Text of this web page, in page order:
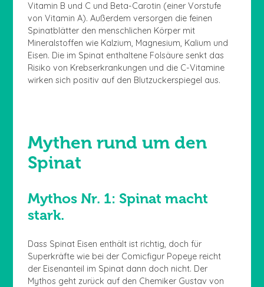
Vitamin B und C und Beta-Carotin (einer Vorstufe
von Vitamin A). Außerdem versorgen die feinen
Spinatblätter den menschlichen Körper mit
Mineralstoffen wie Kalzium, Magnesium, Kalium und
Eisen. Die im Spinat enthaltene Folsäure senkt das
Risiko von Krebserkrankungen und die C-Vitamine
wirken sich positiv auf den Blutzuckerspiegel aus.
Mythen rund um den
Spinat
Mythos Nr. 1: Spinat macht
stark.
Dass Spinat Eisen enthält ist richtig, doch für
Superkräfte wie bei der Comicfigur Popeye reicht
der Eisenanteil im Spinat dann doch nicht. Der
Mythos geht zurück auf den Chemiker Gustav von